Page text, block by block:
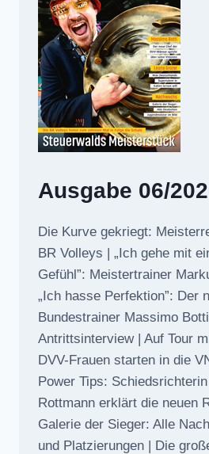
Ausgabe 06/
Die Kurve gekriegt:
BR Volleys | „Ich gehe mit
Gefühl”: Meistertrainer
„Ich hasse Perfektion”: Der
Bundestrainer Massimo
Antrittsinterview | Auf Tour
DVV-Frauen starten in die
Power Tips:
Rottmann erklärt die neuen
Galerie der Sieger: Alle
und Platzierungen | Die